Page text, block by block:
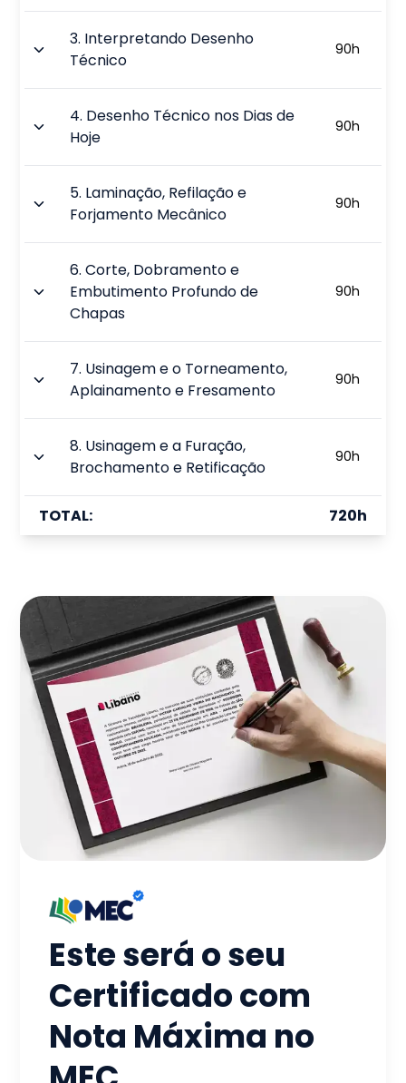
3. Interpretando Desenho
Técnico
90h
4. Desenho Técnico nos Dias de
Hoje
90h
5. Laminação, Refilação e
Forjamento Mecânico
90h
6.Corte, Dobramento e
Embutimento Profundo de
Chapas
90h
7. Usinagem e o Torneamento,
Aplainamento e Fresamento
90h
8. Usinagem e a Furação,
Brochamento e Retificação
90h
TOTAL: 720h
Este será o seu
Certificado com
Nota Máxima no